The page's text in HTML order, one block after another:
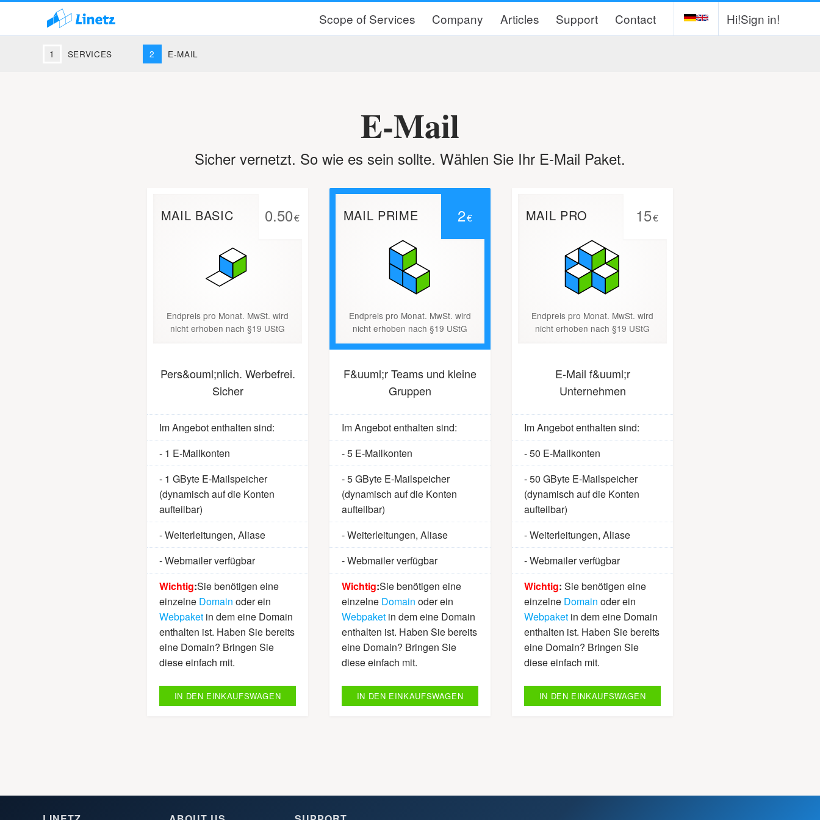
Hi!Sign in!
Scope of Services Company Articles Support Contact
SERVICES E-MAIL
E-Mail
Sicher vernetzt. So wie es sein sollte. Wählen Sie Ihr E-Mail Paket.
MAIL BASIC 0.50€
Endpreis pro Monat. MwSt. wird
nicht erhoben nach §19 UStG
Pers&ouml;nlich. Werbefrei.
Sicher
Im Angebot enthalten sind:
- 1 E-Mailkonten
- 1 GByte E-Mailspeicher
(dynamisch auf die Konten
aufteilbar)
- Weiterleitungen, Aliase
- Webmailer verfügbar
Wichtig:Sie benötigen eine
einzelne Domain oder ein
Webpaketin dem eine Domain
enthalten ist. Haben Sie bereits
eine Domain? Bringen Sie
diese einfach mit.
IN DEN EINKAUFSWAGEN
MAIL PRIME 2€
Endpreis pro Monat. MwSt. wird
nicht erhoben nach §19 UStG
F&uuml;r Teams und kleine
Gruppen
Im Angebot enthalten sind:
- 5 E-Mailkonten
- 5 GByte E-Mailspeicher
(dynamisch auf die Konten
aufteilbar)
- Weiterleitungen, Aliase
- Webmailer verfügbar
Wichtig:Sie benötigen eine
einzelne Domain oder ein
Webpaketin dem eine Domain
enthalten ist. Haben Sie bereits
eine Domain? Bringen Sie
diese einfach mit.
IN DEN EINKAUFSWAGEN
MAIL PRO 15€
Endpreis pro Monat. MwSt. wird
nicht erhoben nach §19 UStG
E-Mail f&uuml;r
Unternehmen
Im Angebot enthalten sind:
- 50 E-Mailkonten
- 50 GByte E-Mailspeicher
(dynamisch auf die Konten
aufteilbar)
- Weiterleitungen, Aliase
- Webmailer verfügbar
Wichtig: Sie benötigen eine
einzelne Domain oder ein
Webpaketin dem eine Domain
enthalten ist. Haben Sie bereits
eine Domain? Bringen Sie
diese einfach mit.
IN DEN EINKAUFSWAGEN